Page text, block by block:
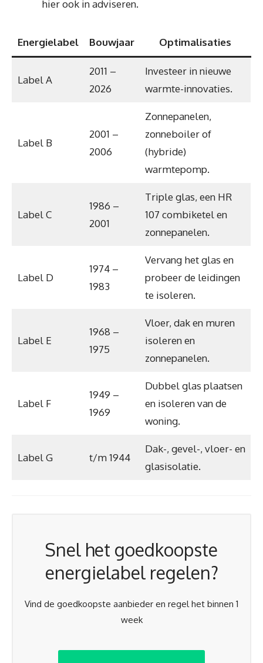
hier ook in adviseren.
Energielabel Bouwjaar Optimalisaties
Label A
2011 –
2026
Investeer in nieuwe
warmte-innovaties.
Label B
2001 –
2006
Zonnepanelen,
zonneboiler of
(hybride)
warmtepomp.
Label C
1986 –
2001
Triple glas, een HR
107 combiketel en
zonnepanelen.
Label D
1974 –
1983
Vervang het glas en
probeer de leidingen
te isoleren.
Label E
1968 –
1975
Vloer, dak en muren
isoleren en
zonnepanelen.
Label F
1949 –
1969
Dubbel glas plaatsen
en isoleren van de
woning.
Label G t/m 1944
Dak-, gevel-, vloer- en
glasisolatie.
Snel het goedkoopste
energielabel regelen?
Vind de goedkoopste aanbieder en regel het binnen 1
week